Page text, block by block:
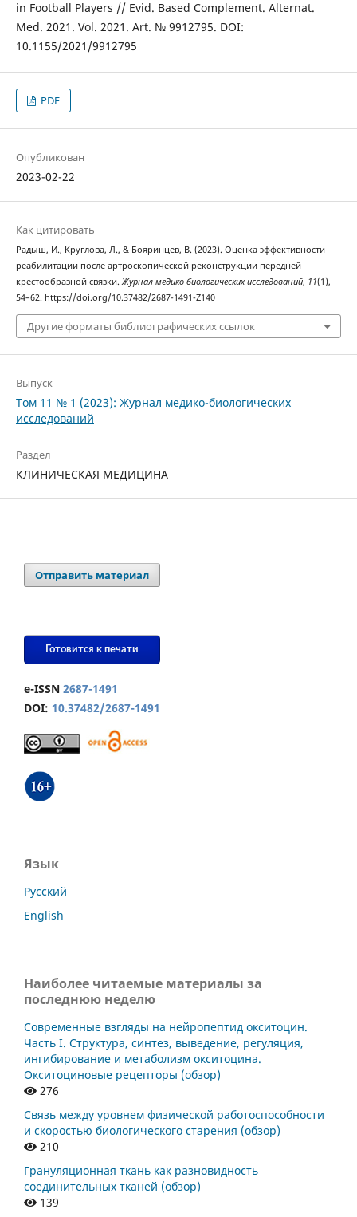
in Football Players // Evid. Based Complement. Alternat.
Med. 2021. Vol. 2021. Art. № 9912795. DOI:
10.1155/2021/9912795
PDF
Опубликован
2023-02-22
Как цитировать
Радыш, И., Круглова, Л., & Бояринцев, В. (2023). Оценка эффективности
реабилитации после артроскопической реконструкции передней
крестообразной связки.Журнал медико-биологических исследований, 11(1),
54–62. https://doi.org/10.37482/2687-1491-Z140
Другие форматы библиографических ссылок
Выпуск
Том 11 № 1 (2023): Журнал медико-биологических
исследований
Раздел
КЛИНИЧЕСКАЯ МЕДИЦИНА
Отправить материал
Готовится к печати
e-ISSN 2687-1491
DOI: 10.37482/2687-1491
Язык
Русский
English
Наиболее читаемые материалы за
последнюю неделю
Современные взгляды на нейропептид окситоцин.
Часть I. Структура, синтез, выведение, регуляция,
ингибирование и метаболизм окситоцина.
Окситоциновые рецепторы (обзор)
276
Связь между уровнем физической работоспособности
и скоростью биологического старения (обзор)
210
Грануляционная ткань как разновидность
соединительных тканей (обзор)
139